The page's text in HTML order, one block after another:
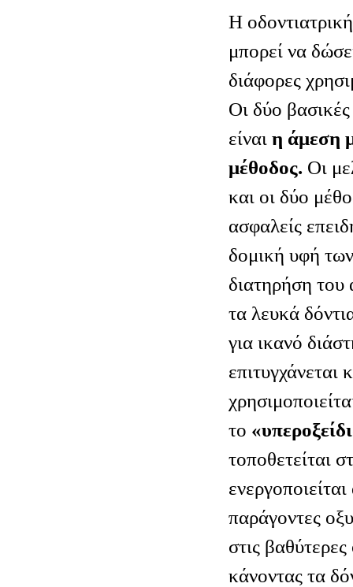
Η
μπορεί να
διάφορες
Οι δύο
είναι η άμεση
μέθοδος. Οι
και οι δύο
ασφαλείς
δομική υφή
διατηρήση
τα λευκά
για ικανό
επιτυγχάνεται
το
τοποθετείται
παράγοντες
στις
κάνοντας τα